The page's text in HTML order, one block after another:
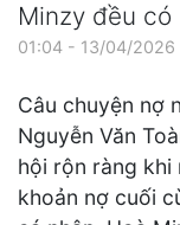
Minzy đều
01:04 - 13/04/2026
Câu chuyện nợ
Nguyễn Văn
hội rộn ràng khi
khoản nợ cuối